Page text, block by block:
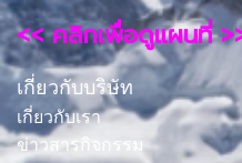
<< คลิกเพื่อดูแผนที่
เกี่ยวกับบริษัท
เกี่ยวกับเรา
ข่าวสารกิจกรรม